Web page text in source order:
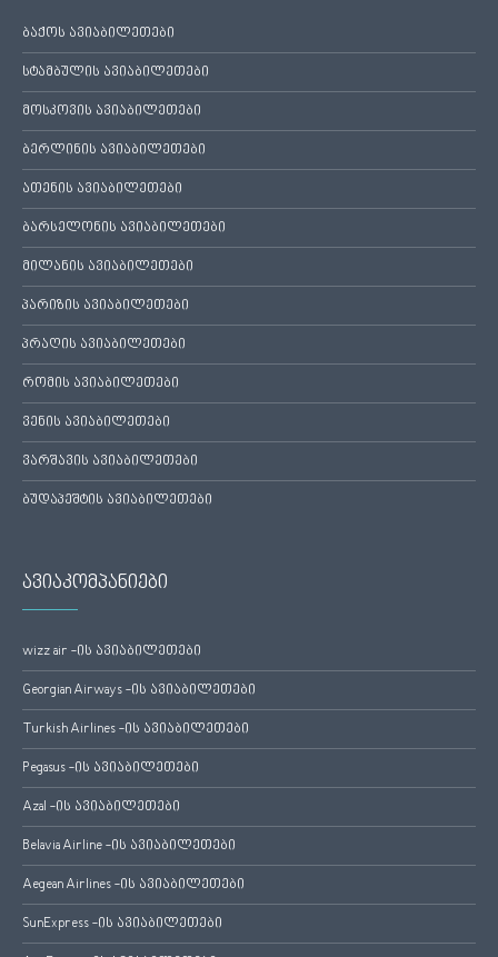
ბაქოს ავიაბილეთები
სტამბულის ავიაბილეთები
მოსკოვის ავიაბილეთები
ბერლინის ავიაბილეთები
ათენის ავიაბილეთები
ბარსელონის ავიაბილეთები
მილანის ავიაბილეთები
პარიზის ავიაბილეთები
პრაღის ავიაბილეთები
რომის ავიაბილეთები
ვენის ავიაბილეთები
ვარშავის ავიაბილეთები
ბუდაპეშტის ავიაბილეთები
ავიაკომპანიები
wizz air -ის ავიაბილეთები
Georgian Airways -ის ავიაბილეთები
Turkish Airlines -ის ავიაბილეთები
Pegasus -ის ავიაბილეთები
Azal -ის ავიაბილეთები
Belavia Airline -ის ავიაბილეთები
Aegean Airlines -ის ავიაბილეთები
SunExpress -ის ავიაბილეთები